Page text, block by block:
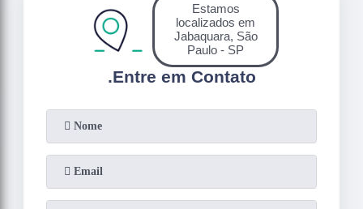
.Entre em Contato
Estamos
localizados em
Jabaquara, São
Paulo - SP